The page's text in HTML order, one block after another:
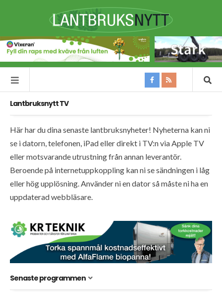
Lantbruksnytt TV
Här har du dina senaste lantbruksnyheter! Nyheterna kan ni
se i datorn, telefonen, iPad eller direkt i TV:n via Apple TV
eller motsvarande utrustning från annan leverantör.
Beroende på internetuppkoppling kan ni se sändningen i låg
eller hög upplösning. Använder ni en dator så måste ni ha en
uppdaterad webbläsare.
Senaste programmen